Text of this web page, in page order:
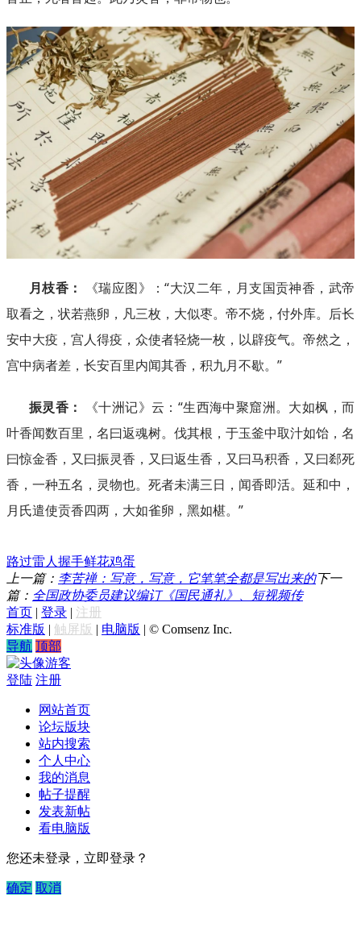
月枝香：
《瑞应图》：“大汉二年，月支国贡神香，武帝
取看之，状若燕卵，凡三枚，大似枣。帝不烧，付外库。后长
安中大疫，宫人得疫，众使者轻烧一枚，以辟疫气。帝然之，
宫中病者差，长安百里内闻其香，积九月不歇。”
振灵香：
《十洲记》云：“生西海中聚窟洲。大如枫，而
叶香闻数百里，名曰返魂树。伐其根，于玉釜中取汁如饴，名
曰惊金香，又曰振灵香，又曰返生香，又曰马积香，又曰郄死
香，一种五名，灵物也。死者未满三日，闻香即活。延和中，
月氏遣使贡香四两，大如雀卵，黑如椹。”
路过雷人 握手鲜花鸡蛋
上一篇： 李苦禅：写意，写意，它笔笔全都是写出来的下一
篇： 全国政协委员建议编订《国民通礼》、短视频传
首页 | 登录 | 注册
标准版 | 触屏版 | 电脑版 | © Comsenz Inc.
导航 顶部
游客
登陆 注册
网站首页
论坛版块
站内搜索
个人中心
我的消息
帖子提醒
发表新帖
看电脑版
您还未登录，立即登录？
确定 取消